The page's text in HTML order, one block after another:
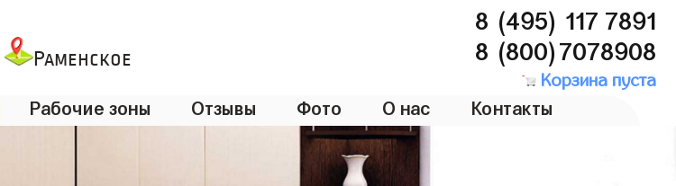
Раменское
8 (495) 117 7891
8 (800)7078908
Корзина пуста
Рабочие зоны Отзывы Фото О нас Контакты